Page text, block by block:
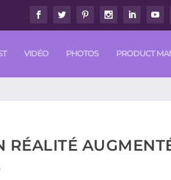
VIDÉO PHOTOS PRODUCT
RÉALITÉ